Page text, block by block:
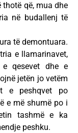
thotë që, mua dhe
në budallenj të
të demontuara.
e llamarinavet,
qesevet dhe e
jetën jo vetëm
e peshqvet po
e më shumë po i
tashmë e ka
peshku.